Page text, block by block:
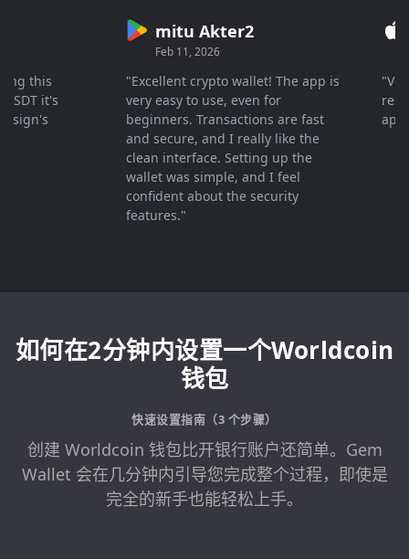
this
it's
mitu Akter2
Feb 11, 2026
"Excellent crypto wallet! The app is
very easy to use, even for
beginners. Transactions are fast
and secure, and I really like the
clean interface. Setting up the
wallet was simple, and I feel
confident about the security
features."
"Very
如何在2分钟内设置一个Worldcoin
钱包
快速设置指南（3 个步骤）
创建 Worldcoin 钱包比开银行账户还简单。Gem
Wallet 会在几分钟内引导您完成整个过程，即使是
完全的新手也能轻松上手。